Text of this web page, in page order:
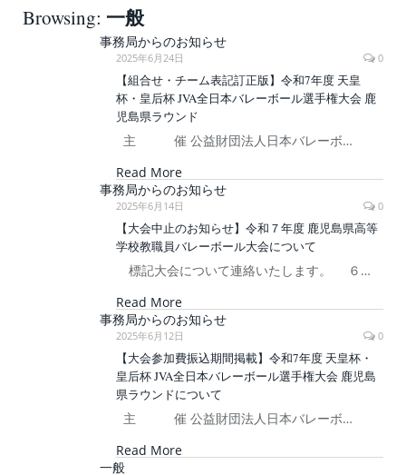
Browsing: 一般
事務局からのお知らせ
2025年6月24日 0
【組合せ・チーム表記訂正版】令和7年度 天皇
杯・皇后杯 JVA全日本バレーボール選手権大会 鹿
児島県ラウンド
主 催 公益財団法人日本バレーボ…
Read More
事務局からのお知らせ
2025年6月14日 0
【大会中止のお知らせ】令和７年度 鹿児島県高等
学校教職員バレーボール大会について
標記大会について連絡いたします。 ６…
Read More
事務局からのお知らせ
2025年6月12日 0
【大会参加費振込期間掲載】令和7年度 天皇杯・
皇后杯 JVA全日本バレーボール選手権大会 鹿児島
県ラウンドについて
主 催 公益財団法人日本バレーボ…
Read More
一般